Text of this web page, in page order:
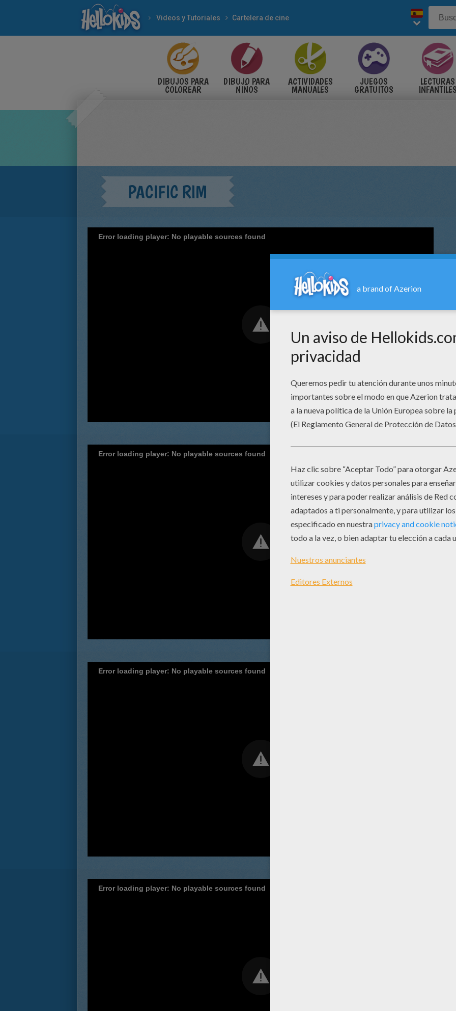
Videos y Tutoriales Cartelera de cine
DIBUJOS PARA
COLOREAR
DIBUJO PARA
NIÑOS
ACTIVIDADES
MANUALES
JUEGOS
GRATUITOS
LECTURAS
PACIFIC RIM
Error loading player: No playable sources found
Error loading player: No playable sources found
Error loading player: No playable sources found
Error loading player: No playable sources found